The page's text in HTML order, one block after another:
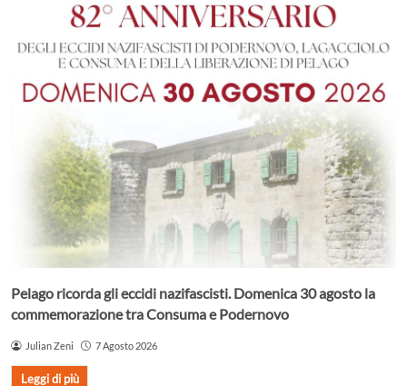
Pelago ricorda gli eccidi nazifascisti. Domenica 30 agosto la
commemorazione tra Consuma e Podernovo
Julian Zeni 7 Agosto 2026
Leggi di più